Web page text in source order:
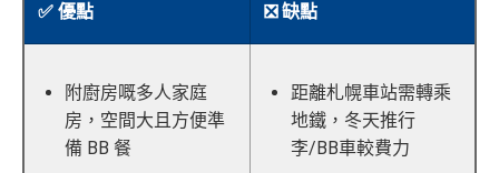
✅ 優點 ❎ 缺點
附廚房嘅多人家庭
房，空間大且方便準
備 BB 餐
距離札幌車站需轉乘
地鐵，冬天推行
李/BB車較費力